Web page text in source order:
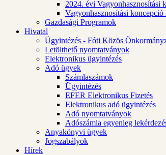
2024. évi Vagyonhasznosítási
Vagyonhasznosítási koncepció
Gazdasági Programok
Hivatal
Ügyintézés - Fóti Közös
Letölthető nyomtatványok
Elektronikus ügyintézés
Adó ügyek
Számlaszámok
Ügyintézés
EFER Elektronikus Fizetés
Elektronikus adó ügyintézés
Adó nyomtatványok
Adószámla egyenleg
Anyakönyvi ügyek
Jogszabályok
Hírek